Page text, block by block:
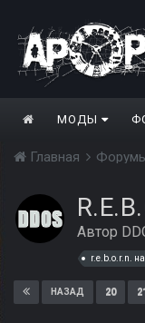
МОДЫ
Главная
Автор
r.e.b.o.r.n.
НАЗАД 20